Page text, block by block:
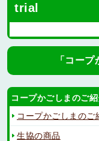
trial
「コー
コープかごしまのご
コープかごしまのご
生協の商品